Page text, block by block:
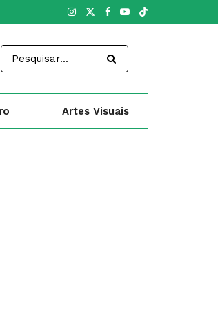
Artes Visuais